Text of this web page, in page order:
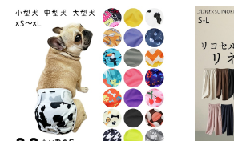
ル装着 コントロール 散歩 便利ア
イテム トレーニンググッズ 安全
安心 おしゃれ【HiDREAM】
【HD029012】
げ 携帯
備薬 災